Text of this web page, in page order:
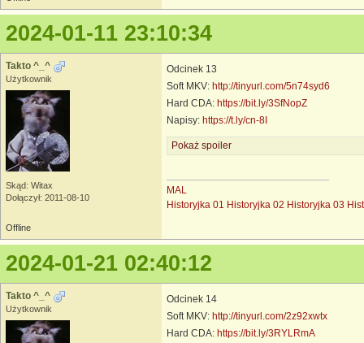
2024-01-11 23:10:34
Takto ^_^
Użytkownik
Skąd: Witax
Dołączył: 2011-08-10
Odcinek 13
Soft MKV: http://tinyurl.com/5n74syd6
Hard CDA: https://bit.ly/3SfNopZ
Napisy: https://t.ly/cn-8I
Pokaż spoiler
MAL
Historyjka 01 Historyjka 02 Historyjka 03
Offline
2024-01-21 02:40:12
Takto ^_^
Użytkownik
Odcinek 14
Soft MKV: http://tinyurl.com/2z92xwtx
Hard CDA: https://bit.ly/3RYLRmA